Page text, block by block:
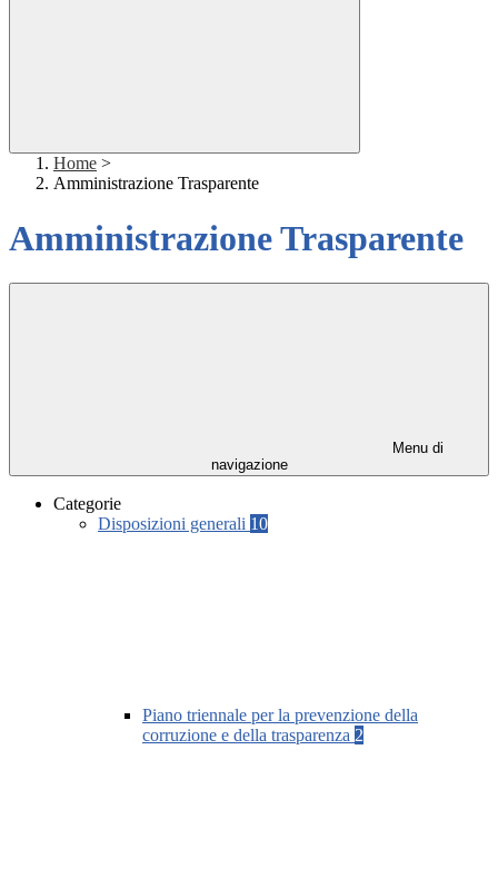
Home >
Amministrazione Trasparente
Amministrazione Trasparente
Menu di
navigazione
Categorie
Disposizioni generali 10
Piano triennale per la prevenzione della
corruzione e della trasparenza 2